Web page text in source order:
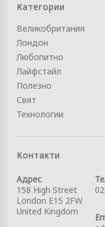
Категории
Великобритания
Лондон
Любопитно
Лайфстайл
Полезно
Свят
Технологии
Контакти
Адрес
158 High Street
London E15 2FW
United Kingdom